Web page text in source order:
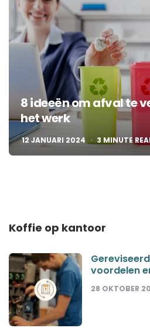
8 ideeën om afval te
het werk
12 JANUARI 2024 3 MINUTE
Koffie op kantoor
voordelen
28 OKTOBER